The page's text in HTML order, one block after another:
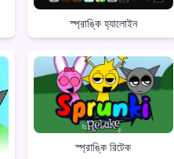
স্প্রাঙ্কি হ্যালোইন
স্প্রাঙ্কি রিটেক